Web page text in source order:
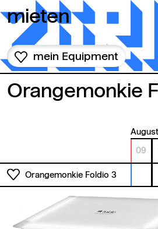
mieten
mein Equipment
Orangemonkie
August
09
Orangemonkie Foldio 3